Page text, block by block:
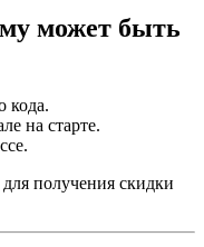
может быть
кода.
на старте.
для получения скидки